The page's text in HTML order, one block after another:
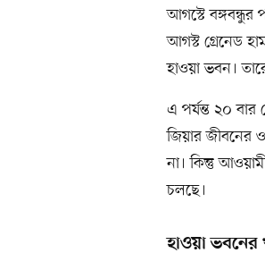
আগস্টে বঙ্গবন্ধুর
আগস্ট গ্রেনেড
হাওয়া ভবন।
এ পর্যন্ত ২০ বার
জিয়ার জীবনের
না। কিন্তু
চলছে।
হাওয়া